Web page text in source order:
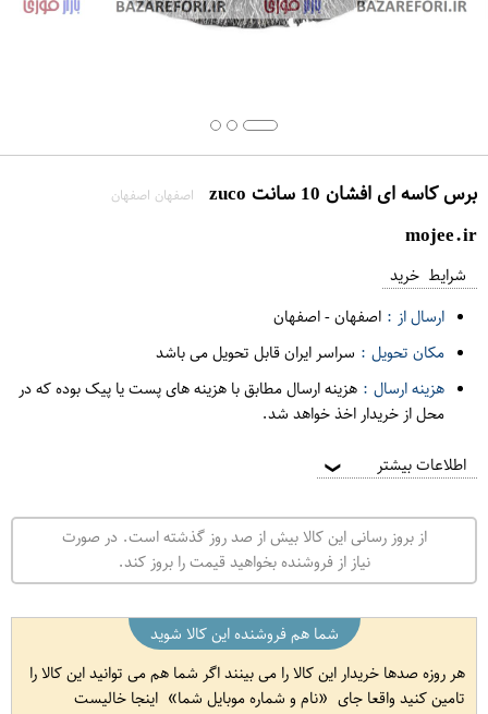
برس کاسه ای افشان 10 سانت zuco اصفهان اصفهان
mojee.ir
شرایط خرید
ارسال از : اصفهان-اصفهان
مکان تحویل : سراسر ایران قابل تحویل می باشد
هزینه ارسال : هزینه ارسال مطابق با هزینه های پست یا پیک بوده که در
محل از خریدار اخذ خواهد شد.
اطلاعات بیشتر ❯
از بروز رسانی این کالا بیش از صد روز گذشته است. در صورت
نیاز از فروشنده بخواهید قیمت را بروز کند.
شما هم فروشنده این کالا شوید
هر روزه صدها خریدار این کالا را می بینند اگر شما هم می توانید این کالا را
تامین کنید واقعا جای
نام و شماره موبایل شما اینجا خالیست